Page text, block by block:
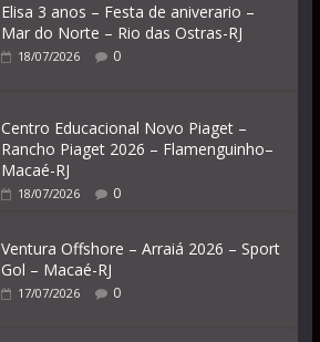
Elisa 3 anos – Festa de aniverario –
Mar do Norte – Rio das Ostras-RJ
18/07/2026 0
Centro Educacional Novo Piaget –
Rancho Piaget 2026 – Flamenguinho–
Macaé-RJ
18/07/2026 0
Ventura Offshore – Arraiá 2026 – Sport
Gol – Macaé-RJ
17/07/2026 0